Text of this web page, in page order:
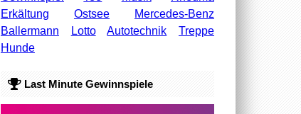
Erkältung
Ostsee
Mercedes-Benz
Ballermann
Lotto Autotechnik
Treppe
Hunde
Last Minute Gewinnspiele